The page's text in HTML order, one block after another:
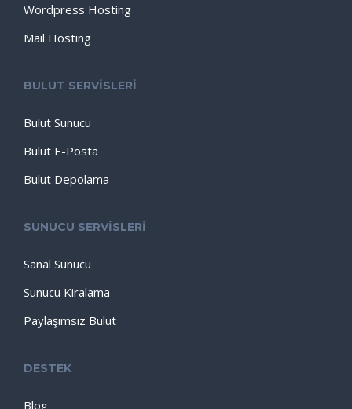
Wordpress Hosting
Mail Hosting
BULUT SERVİSLERİ
Bulut Sunucu
Bulut E-Posta
Bulut Depolama
SUNUCU SERVİSLERİ
Sanal Sunucu
Sunucu Kiralama
Paylaşımsız Bulut
DESTEK
Blog